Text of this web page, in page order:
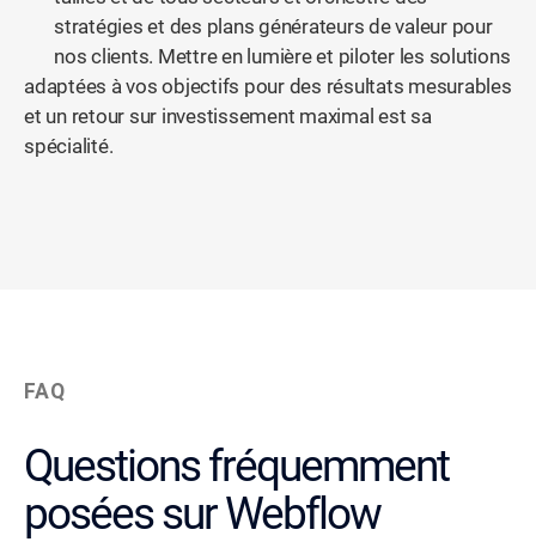
stratégies et des plans générateurs de valeur pour
nos clients. Mettre en lumière et piloter les solutions
adaptées à vos objectifs pour des résultats mesurables
et un retour sur investissement maximal est sa
spécialité.
FAQ
Questions fréquemment
posées sur Webflow